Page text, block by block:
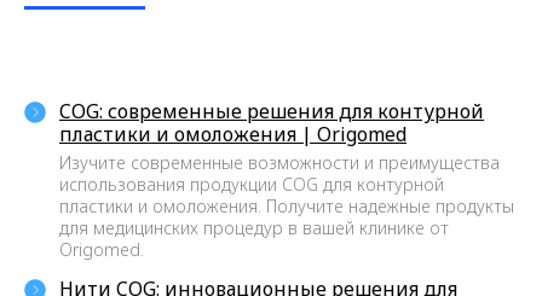
COG: современные решения для контурной
пластики и омоложения | Origomed
Изучите современные возможности и преимущества
использования продукции COG для контурной
пластики и омоложения. Получите надежные продукты
для медицинских процедур в вашей клинике от
Origomed.
Нити COG: инновационные решения для